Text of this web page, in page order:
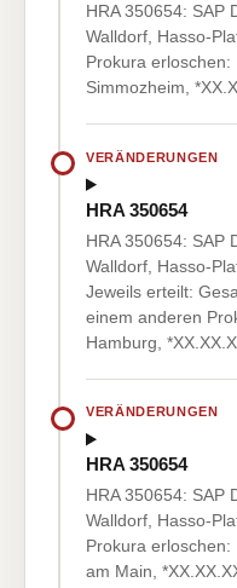
HRA 350654: SAP
Walldorf, Hasso-
Prokura erloschen:
Simmozheim,
VERÄNDERUNGEN
HRA 350654
HRA 350654: SAP
Walldorf, Hasso-
Jeweils erteilt:
einem anderen
Hamburg,
VERÄNDERUNGEN
HRA 350654
HRA 350654: SAP
Walldorf, Hasso-
Prokura erloschen:
am Main,